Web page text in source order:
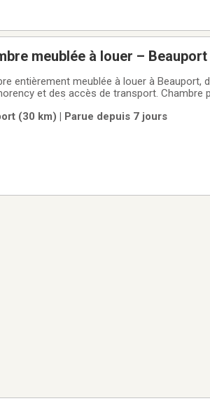
meublée à louer –
entièrement meublée à louer à
et des accès de transport. Chambre
: lit + matelas neuf,
(30 km) | Parue depuis 7 jours